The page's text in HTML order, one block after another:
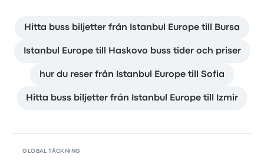
Hitta buss biljetter från Istanbul Europe till Bursa
Istanbul Europe till Haskovo buss tider och priser
hur du reser från Istanbul Europe till Sofia
Hitta buss biljetter från Istanbul Europe till Izmir
GLOBAL TÄCKNING